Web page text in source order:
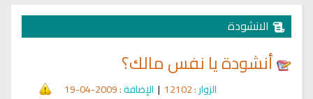
الانشودة
أنشودة يا نفس مالك؟
الزوار: 12102
| الإضافة: 2009-04-19